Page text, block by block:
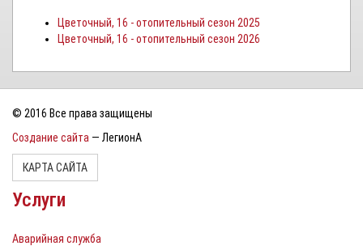
Цветочный, 16 - отопительный сезон 2025
Цветочный, 16 - отопительный сезон 2026
© 2016 Все права защищены
Создание сайта — ЛегионА
КАРТА САЙТА
Услуги
Аварийная служба